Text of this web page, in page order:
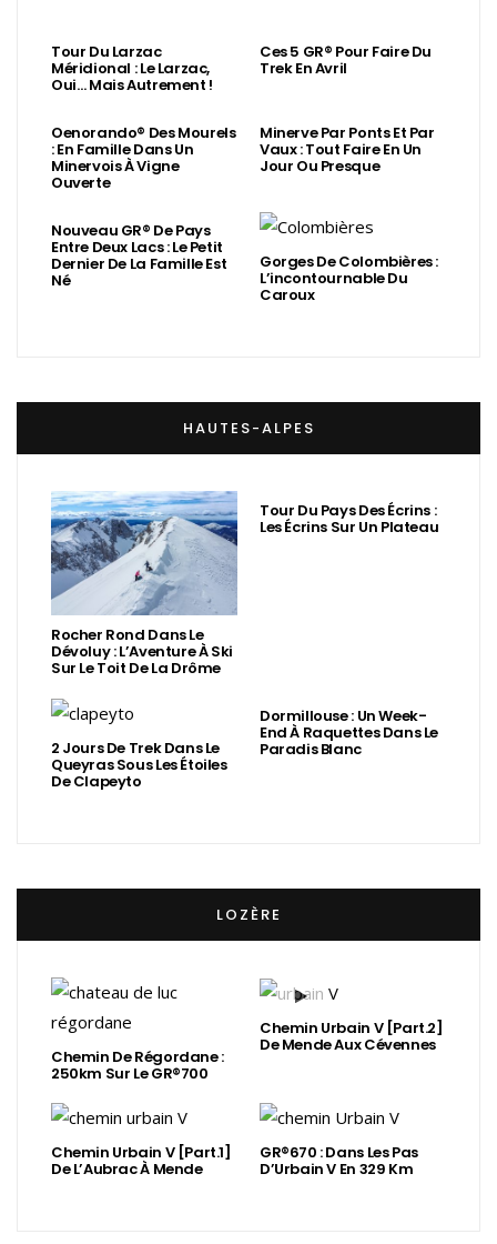
Tour Du Larzac
Méridional : Le Larzac,
Oui… Mais Autrement !
Ces 5 GR® Pour Faire Du
Trek En Avril
Oenorando® Des Mourels
: En Famille Dans Un
Minervois À Vigne
Ouverte
Minerve Par Ponts Et Par
Vaux : Tout Faire En Un
Jour Ou Presque
Nouveau GR® De Pays
Entre Deux Lacs : Le Petit
Dernier De La Famille Est
Né
Gorges De Colombières :
L’incontournable Du
Caroux
HAUTES-ALPES
Rocher Rond Dans Le
Dévoluy : L’Aventure À Ski
Sur Le Toit De La Drôme
Tour Du Pays Des Écrins :
Les Écrins Sur Un Plateau
2 Jours De Trek Dans Le
Queyras Sous Les Étoiles
De Clapeyto
Dormillouse : Un Week-
End À Raquettes Dans Le
Paradis Blanc
LOZÈRE
Chemin De Régordane :
250km Sur Le GR®700
Chemin Urbain V [Part.2]
De Mende Aux Cévennes
Chemin Urbain V [Part.1]
De L’Aubrac À Mende
GR®670 : Dans Les Pas
D’Urbain V En 329 Km